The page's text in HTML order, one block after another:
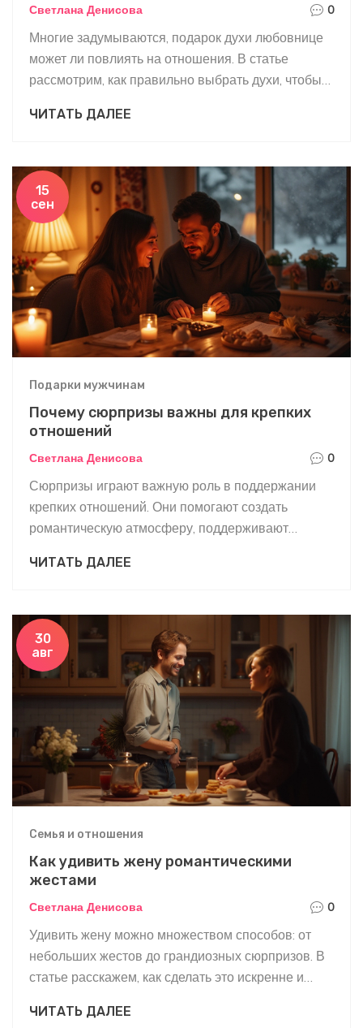
Светлана Денисова 0
Многие задумываются, подарок духи любовнице
может ли повлиять на отношения. В статье
рассмотрим, как правильно выбрать духи, чтобы
интересные факты и советы по выбору ароматов.
который понравится.
ЧИТАТЬ ДАЛЕЕ
15
сен
Подарки мужчинам
Почему сюрпризы важны для крепких
отношений
Светлана Денисова 0
Сюрпризы играют важную роль в поддержании
крепких отношений. Они помогают создать
романтическую атмосферу, поддерживают
воспоминания. В этой статье обсуждаются
сделать их для своего партнёра.
ЧИТАТЬ ДАЛЕЕ
30
авг
Семья и отношения
Как удивить жену романтическими
жестами
Светлана Денисова 0
Удивить жену можно множеством способов: от
небольших жестов до грандиозных сюрпризов. В
статье расскажем, как сделать это искренне и
предпочтения вашей супруги. Поделимся
ЧИТАТЬ ДАЛЕЕ